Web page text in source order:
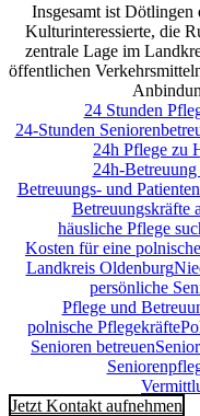
Insgesamt ist
Kulturinteressierte, die
zentrale Lage im
öffentlichen
24 Stunden
24-Stunden
24h Pflege zu
24h-
Betreuungs- und
Betreuungskräfte
häusliche Pflege
Kosten für eine
Landkreis Oldenburg
persönliche
Pflege und
polnische Pflegekräfte
Senioren betreuen
Jetzt Kontakt aufnehmen